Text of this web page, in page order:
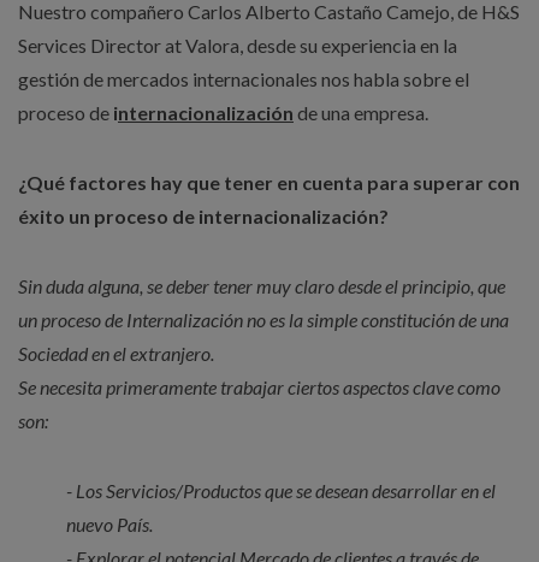
Nuestro compañero Carlos Alberto Castaño Camejo, de H&S
Services Director at Valora, desde su experiencia en la
gestión de mercados internacionales nos habla sobre el
proceso de internacionalización de una empresa.
¿Qué factores hay que tener en cuenta para superar con
éxito un proceso de internacionalización?
Sin duda alguna, se deber tener muy claro desde el principio, que
un proceso de Internalización no es la simple constitución de una
Sociedad en el extranjero.
Se necesita primeramente trabajar ciertos aspectos clave como
son:
- Los Servicios/Productos que se desean desarrollar en el
nuevo País.
- Explorar el potencial Mercado de clientes a través de